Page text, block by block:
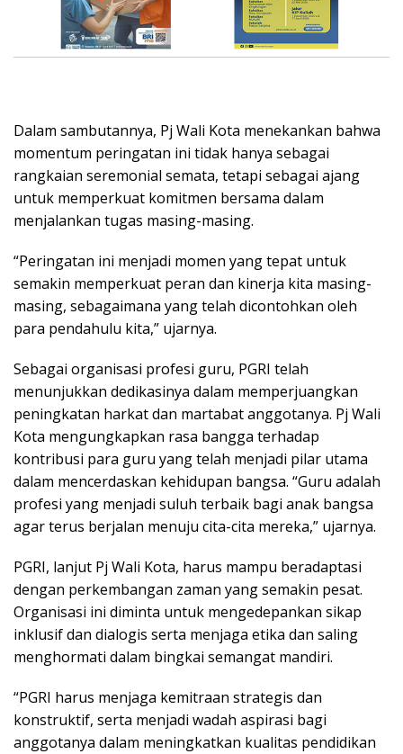
Dalam sambutannya, Pj Wali Kota menekankan bahwa
momentum peringatan ini tidak hanya sebagai
rangkaian seremonial semata, tetapi sebagai ajang
untuk memperkuat komitmen bersama dalam
menjalankan tugas masing-masing.
“Peringatan ini menjadi momen yang tepat untuk
semakin memperkuat peran dan kinerja kita masing-
masing, sebagaimana yang telah dicontohkan oleh
para pendahulu kita,” ujarnya.
Sebagai organisasi profesi guru, PGRI telah
menunjukkan dedikasinya dalam memperjuangkan
peningkatan harkat dan martabat anggotanya. Pj Wali
Kota mengungkapkan rasa bangga terhadap
kontribusi para guru yang telah menjadi pilar utama
dalam mencerdaskan kehidupan bangsa. “Guru adalah
profesi yang menjadi suluh terbaik bagi anak bangsa
agar terus berjalan menuju cita-cita mereka,” ujarnya.
PGRI, lanjut Pj Wali Kota, harus mampu beradaptasi
dengan perkembangan zaman yang semakin pesat.
Organisasi ini diminta untuk mengedepankan sikap
inklusif dan dialogis serta menjaga etika dan saling
menghormati dalam bingkai semangat mandiri.
“PGRI harus menjaga kemitraan strategis dan
konstruktif, serta menjadi wadah aspirasi bagi
anggotanya dalam meningkatkan kualitas pendidikan